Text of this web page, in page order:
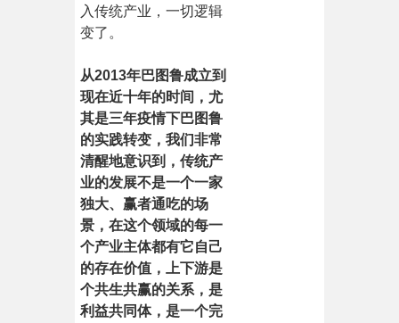
入传统产业，一切逻辑
变了。
从2013年巴图鲁成立到
现在近十年的时间，尤
其是三年疫情下巴图鲁
的实践转变，我们非常
清醒地意识到，传统产
业的发展不是一个一家
独大、赢者通吃的场
景，在这个领域的每一
个产业主体都有它自己
的存在价值，上下游是
个共生共赢的关系，是
利益共同体，是一个完